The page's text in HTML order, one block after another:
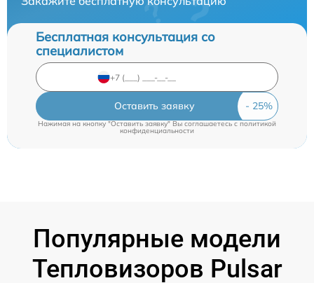
Бесплатная консультация со
специалистом
Оставить заявку
Нажимая на кнопку "Оставить заявку" Вы соглашаетесь c политикой
конфиденциальности
Популярные модели
Тепловизоров Pulsar